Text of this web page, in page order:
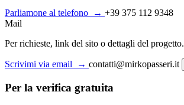
Parliamone al telefono
→ +39 375 112 9348
Mail
Per richieste, link del sito o dettagli del progetto.
Scrivimi via email → contatti@mirkopasseri.it
Per la verifica gratuita